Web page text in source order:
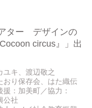
アター デザインの
circus』」出
ユキ、渡辺敬之
おり保存会、はた織伝
：加美町／協力：
公社